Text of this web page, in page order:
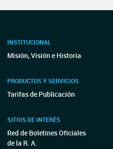
INSTITUCIONAL
Misión, Visión e Historia
PRODUCTOS Y SERVICIOS
Tarifas de Publicación
SITIOS DE INTERÉS
Red de Boletines Oficiales
de la R. A.